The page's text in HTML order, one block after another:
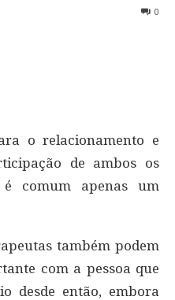
0
o relacionamento e
de ambos os
comum apenas um
também podem
com a pessoa que
desde então, embora